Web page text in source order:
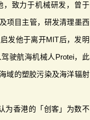
，致力于机械研发，曾于
项目主管，研发清理墨西
发他于离开MIT后，发明
驶航海机械人Protei，此
域的塑胶污染及海洋辐射
为香港的「创客」为数不